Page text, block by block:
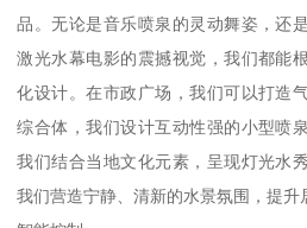
品。无论是音乐喷泉的灵动舞姿，还
激光水幕电影的震撼视觉，我们都能
化设计。在市政广场，我们可以打造
综合体，我们设计互动性强的小型喷
我们结合当地文化元素，呈现灯光水
我们营造宁静、清新的水景氛围，提升